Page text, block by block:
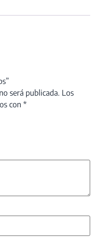
será publicada. Los
con *